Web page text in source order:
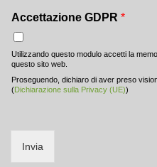
Accettazione GDPR *
Utilizzando questo modulo accetti la
questo sito web.
Proseguendo, dichiaro di aver preso
(Dichiarazione sulla Privacy (UE))
Invia